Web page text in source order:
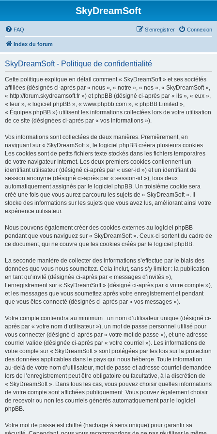
SkyDreamSoft
FAQ Connexion
S’enregistrer
Index du forum
SkyDreamSoft - Politique de confidentialité
Cette politique explique en détail comment « SkyDreamSoft » et ses sociétés
affiliées (désignés ci-après par « nous », « notre », « nos », « SkyDreamSoft »,
« http://forum.skydreamsoft.fr ») et phpBB (désigné ci-après par « ils », « eux »,
« leur », « logiciel phpBB », « www.phpbb.com », « phpBB Limited »,
« Équipes phpBB ») utilisent les informations collectées lors de votre utilisation
de ce site (désignées ci-après par « vos informations »).
Vos informations sont collectées de deux manières. Premièrement, en
naviguant sur « SkyDreamSoft », le logiciel phpBB créera plusieurs cookies.
Les cookies sont de petits fichiers texte stockés dans les fichiers temporaires
de votre navigateur Internet. Les deux premiers cookies contiennent un
identifiant utilisateur (désigné ci-après par « user-id ») et un identifiant de
session anonyme (désigné ci-après par « session-id »), tous deux
automatiquement assignés par le logiciel phpBB. Un troisième cookie sera
créé une fois que vous aurez parcouru les sujets de « SkyDreamSoft ». Il
stocke des informations sur les sujets que vous avez lus, améliorant ainsi votre
expérience utilisateur.
Nous pouvons également créer des cookies externes au logiciel phpBB
pendant que vous naviguez sur « SkyDreamSoft ». Ceux-ci sortent du cadre de
ce document, qui ne couvre que les cookies créés par le logiciel phpBB.
La seconde manière de collecter des informations s’effectue par le biais des
données que vous nous soumettez. Cela inclut, sans s’y limiter : la publication
en tant qu’invité (désignée ci-après par « messages d’invités »),
l’enregistrement sur « SkyDreamSoft » (désigné ci-après par « votre compte »),
et les messages que vous soumettez après votre enregistrement et pendant
que vous êtes connecté (désignés ci-après par « vos messages »).
Votre compte contiendra au minimum : un nom d’utilisateur unique (désigné ci-
après par « votre nom d’utilisateur »), un mot de passe personnel utilisé pour
vous connecter (désigné ci-après par « votre mot de passe »), et une adresse
courriel valide (désignée ci-après par « votre courriel »). Les informations de
votre compte sur « SkyDreamSoft » sont protégées par les lois sur la protection
des données applicables dans le pays qui nous héberge. Toute information
au-delà de votre nom d’utilisateur, mot de passe et adresse courriel demandée
lors de l’enregistrement peut être obligatoire ou facultative, à la discrétion de
« SkyDreamSoft ». Dans tous les cas, vous pouvez choisir quelles informations
de votre compte sont affichées publiquement. Vous pouvez également choisir
de recevoir ou non les courriels générés automatiquement par le logiciel
phpBB.
Votre mot de passe est chiffré (hachage à sens unique) pour garantir sa